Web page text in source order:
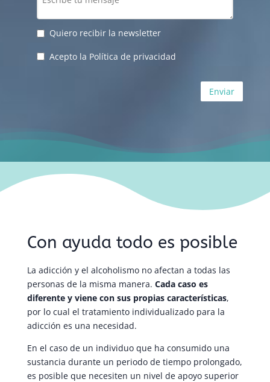
Con ayuda todo es posible
La adicción y el alcoholismo no afectan a todas las
personas de la misma manera. Cada caso es
diferente y viene con sus propias características,
por lo cual el tratamiento individualizado para la
adicción es una necesidad.
En el caso de un individuo que ha consumido una
sustancia durante un periodo de tiempo prolongado,
es posible que necesiten un nivel de apoyo superior